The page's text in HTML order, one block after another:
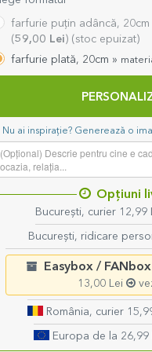
farfurie puțin adâncă, 20cm
(59,00 Lei ) (stoc epuizat)
farfurie plată, 20cm »
Nu ai inspirație? Generează o
Opțiuni
București, curier 12,99
București, ridicare
Easybox / FANbox
13,00 Lei
România, curier
Europa de la